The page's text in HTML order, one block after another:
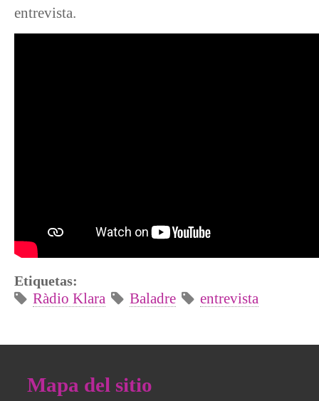
entrevista.
Etiquetas:
Ràdio Klara Baladre entrevista
Mapa del sitio